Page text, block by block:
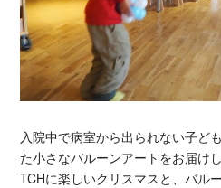
入院中で病室から出られない子ど
た小さなバルーンアートをお届け
TCHに楽しいクリスマスと、バル